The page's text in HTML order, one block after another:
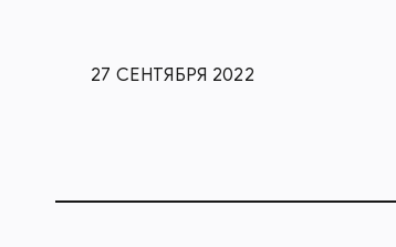
27 СЕНТЯБРЯ 2022